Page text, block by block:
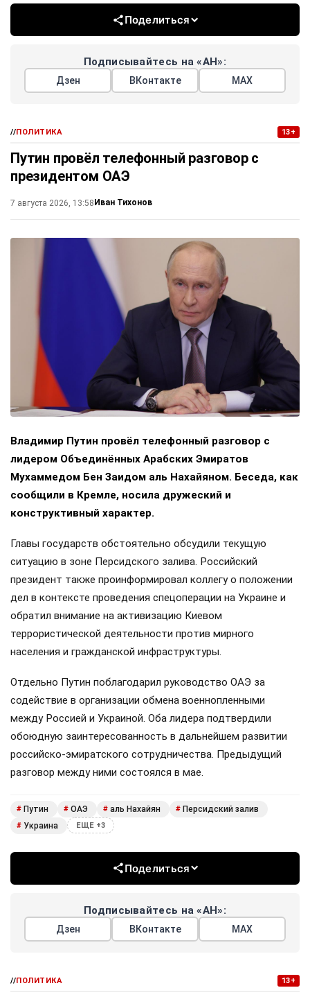
Поделиться
Подписывайтесь на «АН»:
Дзен ВКонтакте МАХ
//ПОЛИТИКА 13+
Путин провёл телефонный разговор с
президентом ОАЭ
7 августа 2026, 13:58 Иван Тихонов
Владимир Путин провёл телефонный разговор с
лидером Объединённых Арабских Эмиратов
Мухаммедом Бен Заидом аль Нахайяном. Беседа, как
сообщили в Кремле, носила дружеский и
конструктивный характер.
Главы государств обстоятельно обсудили текущую
ситуацию в зоне Персидского залива. Российский
президент также проинформировал коллегу о положении
дел в контексте проведения спецоперации на Украине и
обратил внимание на активизацию Киевом
террористической деятельности против мирного
населения и гражданской инфраструктуры.
Отдельно Путин поблагодарил руководство ОАЭ за
содействие в организации обмена военнопленными
между Россией и Украиной. Оба лидера подтвердили
обоюдную заинтересованность в дальнейшем развитии
российско-эмиратского сотрудничества. Предыдущий
разговор между ними состоялся в мае.
# Путин # ОАЭ # аль Нахайян # Персидский залив
# Украина ЕЩЕ +3
Поделиться
Подписывайтесь на «АН»:
Дзен ВКонтакте МАХ
//ПОЛИТИКА 13+